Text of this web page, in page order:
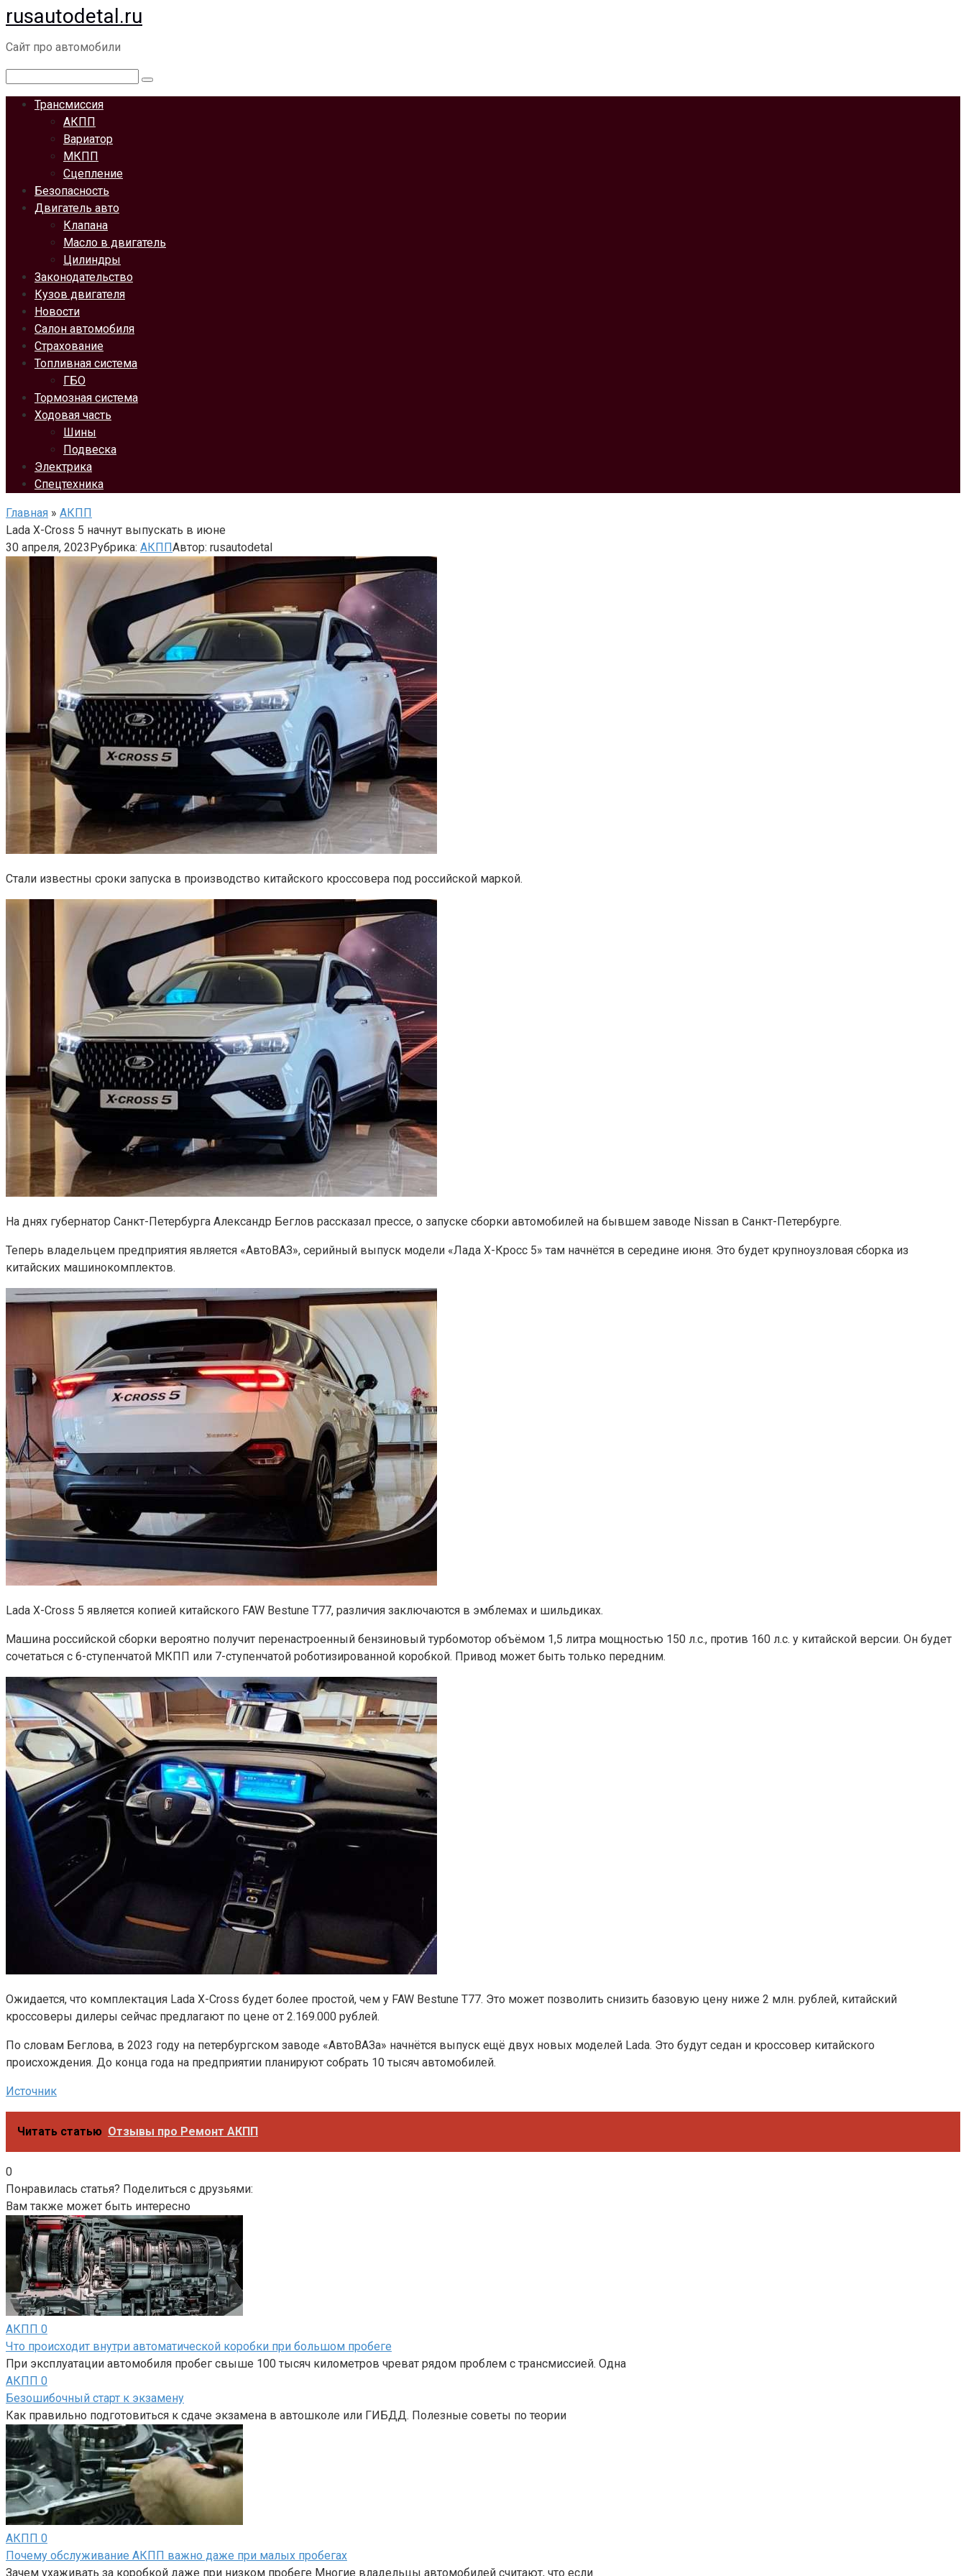
Перейти
к
контенту
rusautodetal.ru
Сайт про автомобили
Трансмиссия
АКПП
Вариатор
МКПП
Сцепление
Безопасность
Двигатель авто
Клапана
Масло в двигатель
Цилиндры
Законодательство
Кузов двигателя
Новости
Салон автомобиля
Страхование
Топливная система
ГБО
Тормозная система
Ходовая часть
Шины
Подвеска
Электрика
Спецтехника
Главная » АКПП
Lada X-Cross 5 начнут выпускать в июне
30 апреля, 2023Рубрика: АКППАвтор: rusautodetal
Стали известны сроки запуска в производство китайского кроссовера под российской маркой.
На днях губернатор Санкт-Петербурга Александр Беглов рассказал прессе, о запуске сборки автомобилей на бывшем заводе Nissan в Санкт-Петербурге.
Теперь владельцем предприятия является «АвтоВАЗ», серийный выпуск модели «Лада Х-Кросс 5» там начнётся в середине июня. Это будет крупноузловая сборка из
китайских машинокомплектов.
Lada X-Cross 5 является копией китайского FAW Bestune T77, различия заключаются в эмблемах и шильдиках.
Машина российской сборки вероятно получит перенастроенный бензиновый турбомотор объёмом 1,5 литра мощностью 150 л.с., против 160 л.с. у китайской версии. Он будет
сочетаться с 6-ступенчатой МКПП или 7-ступенчатой роботизированной коробкой. Привод может быть только передним.
Ожидается, что комплектация Lada X-Cross будет более простой, чем у FAW Bestune T77. Это может позволить снизить базовую цену ниже 2 млн. рублей, китайский
кроссоверы дилеры сейчас предлагают по цене от 2.169.000 рублей.
По словам Беглова, в 2023 году на петербургском заводе «АвтоВАЗа» начнётся выпуск ещё двух новых моделей Lada. Это будут седан и кроссовер китайского
происхождения. До конца года на предприятии планируют собрать 10 тысяч автомобилей.
Источник
Читать статью Отзывы про Ремонт АКПП
0
Понравилась статья? Поделиться с друзьями:
Вам также может быть интересно
АКПП 0
Что происходит внутри автоматической коробки при большом пробеге
При эксплуатации автомобиля пробег свыше 100 тысяч километров чреват рядом проблем с трансмиссией. Одна
АКПП 0
Безошибочный старт к экзамену
Как правильно подготовиться к сдаче экзамена в автошколе или ГИБДД. Полезные советы по теории
АКПП 0
Почему обслуживание АКПП важно даже при малых пробегах
Зачем ухаживать за коробкой даже при низком пробеге Многие владельцы автомобилей считают, что если